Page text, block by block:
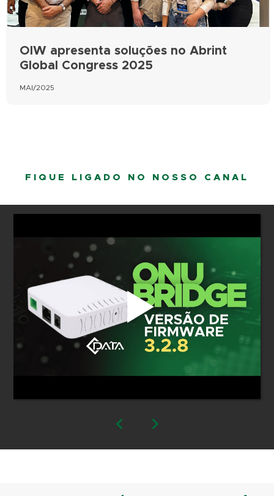
OIW apresenta soluções no Abrint
Global Congress 2025
MAI/2025
FIQUE LIGADO NO NOSSO CANAL